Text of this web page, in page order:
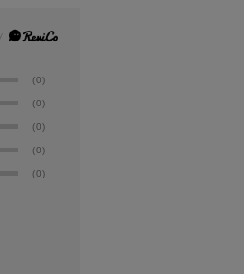
(0)
(0)
(0)
(0)
(0)